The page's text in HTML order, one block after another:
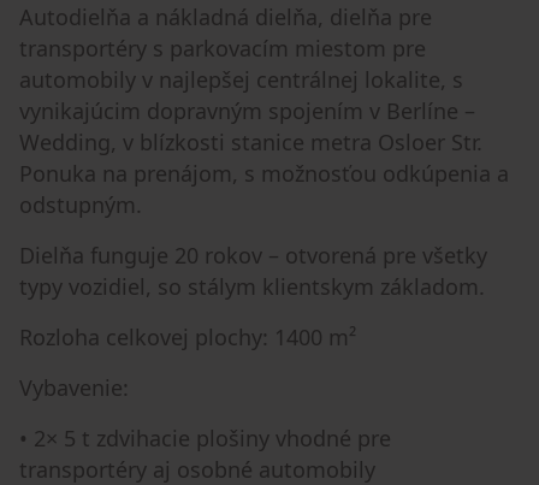
Autodielňa a nákladná dielňa, dielňa pre
transportéry s parkovacím miestom pre
automobily v najlepšej centrálnej lokalite, s
vynikajúcim dopravným spojením v Berlíne –
Wedding, v blízkosti stanice metra Osloer Str.
Ponuka na prenájom, s možnosťou odkúpenia a
odstupným.
Dielňa funguje 20 rokov – otvorená pre všetky
typy vozidiel, so stálym klientskym základom.
Rozloha celkovej plochy: 1400 m²
Vybavenie:
• 2× 5 t zdvihacie plošiny vhodné pre
transportéry aj osobné automobily